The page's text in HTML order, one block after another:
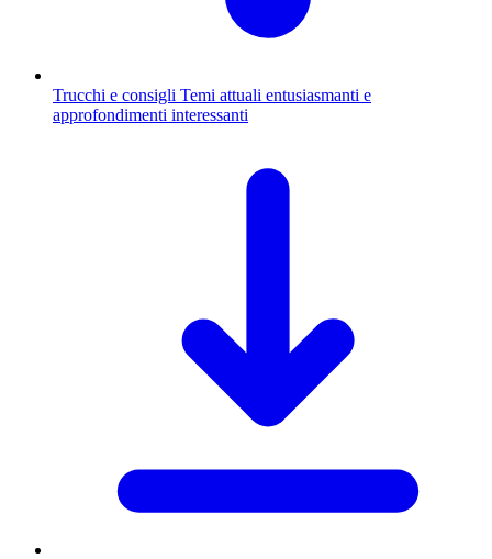
Trucchi e consigli Temi attuali entusiasmanti e
approfondimenti interessanti